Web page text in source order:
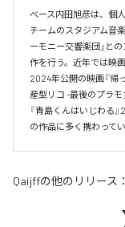
ベース内田旭彦は、個
チームのスタジアム音
ーモニー交響楽団」と
作を行う。近年では映
2024年公開の映画『帰
産型リコ -最後のプラ
『青島くんはいじわる
の作品に多く携わってい
Qaijffの他のリリース：